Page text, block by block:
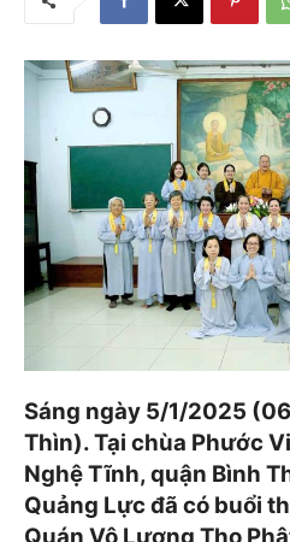
Sáng ngày 5/1/2025
Thìn). Tại chùa Phước
Nghệ Tĩnh, quận Bình
Quảng Lực đã có buổi
Quán Vô Lượng Thọ